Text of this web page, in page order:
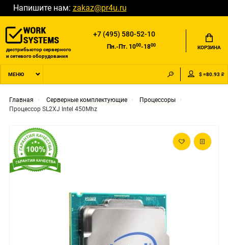
Напишите нам: zakaz@pr4u.ru
дистрибьютор серверного
и сетевого оборудования
+7 (495) 580-52-10
Пн.-Пт. 1000-1800 КОРЗИНА
МЕНЮ $ =80.93 ₽
Главная Серверные комплектующие
Процессоры
Процессор SL2XJ Intel 450Mhz